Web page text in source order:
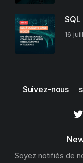
16
Suivez-
Soyez notifiés de